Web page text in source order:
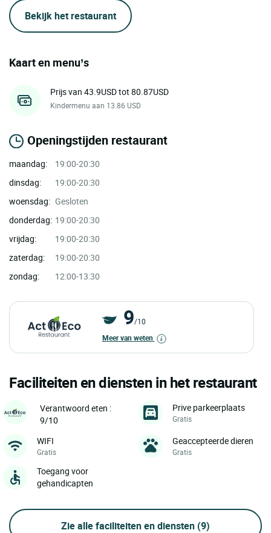
Bekijk het restaurant
Kaart en menu’s
Prijs van 43.9USD tot 80.87USD
Kindermenu aan 13.86 USD
Openingstijden restaurant
maandag:
19:00-20:30
dinsdag:
19:00-20:30
woensdag: Gesloten
donderdag: 19:00-20:30
vrijdag:
19:00-20:30
zaterdag:
19:00-20:30
zondag:
12:00-13:30
9/10
Meer van weten
Faciliteiten en diensten in het restaurant
Verantwoord eten :
9/10
Prive parkeerplaats
Gratis
WIFI
Gratis
Geaccepteerde dieren
Gratis
Toegang voor
gehandicapten
Zie alle faciliteiten en diensten (9)